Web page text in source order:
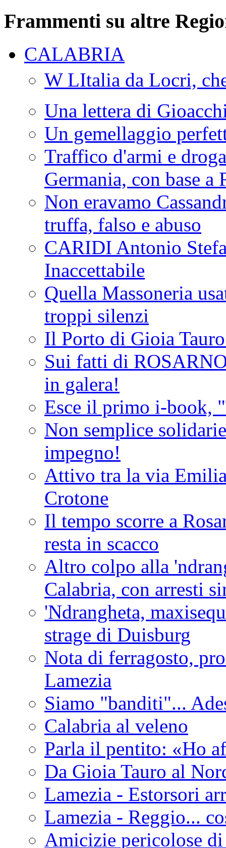
Frammenti su altre
CALABRIA
W LItalia da Locri,
Una lettera di
Un gemellaggio
Traffico d'armi e
Germania, con base a
Non eravamo
truffa, falso e abuso
CARIDI Antonio
Inaccettabile
Quella Massoneria
troppi silenzi
Il Porto di Gioia
Sui fatti di
in galera!
Esce il primo i-book,
Non semplice
impegno!
Attivo tra la via
Crotone
Il tempo scorre a
resta in scacco
Altro colpo alla
Calabria, con arresti
'Ndrangheta,
strage di Duisburg
Nota di ferragosto,
Lamezia
Siamo "banditi"...
Calabria al veleno
Parla il pentito: «Ho
Da Gioia Tauro al
Lamezia - Estorsori
Lamezia - Reggio...
Amicizie pericolose